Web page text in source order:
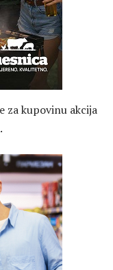
za kupovinu akcija